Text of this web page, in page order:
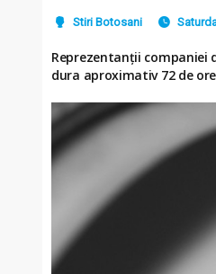
Stiri Botosani
Reprezentanții companiei
dura aproximativ 72 de